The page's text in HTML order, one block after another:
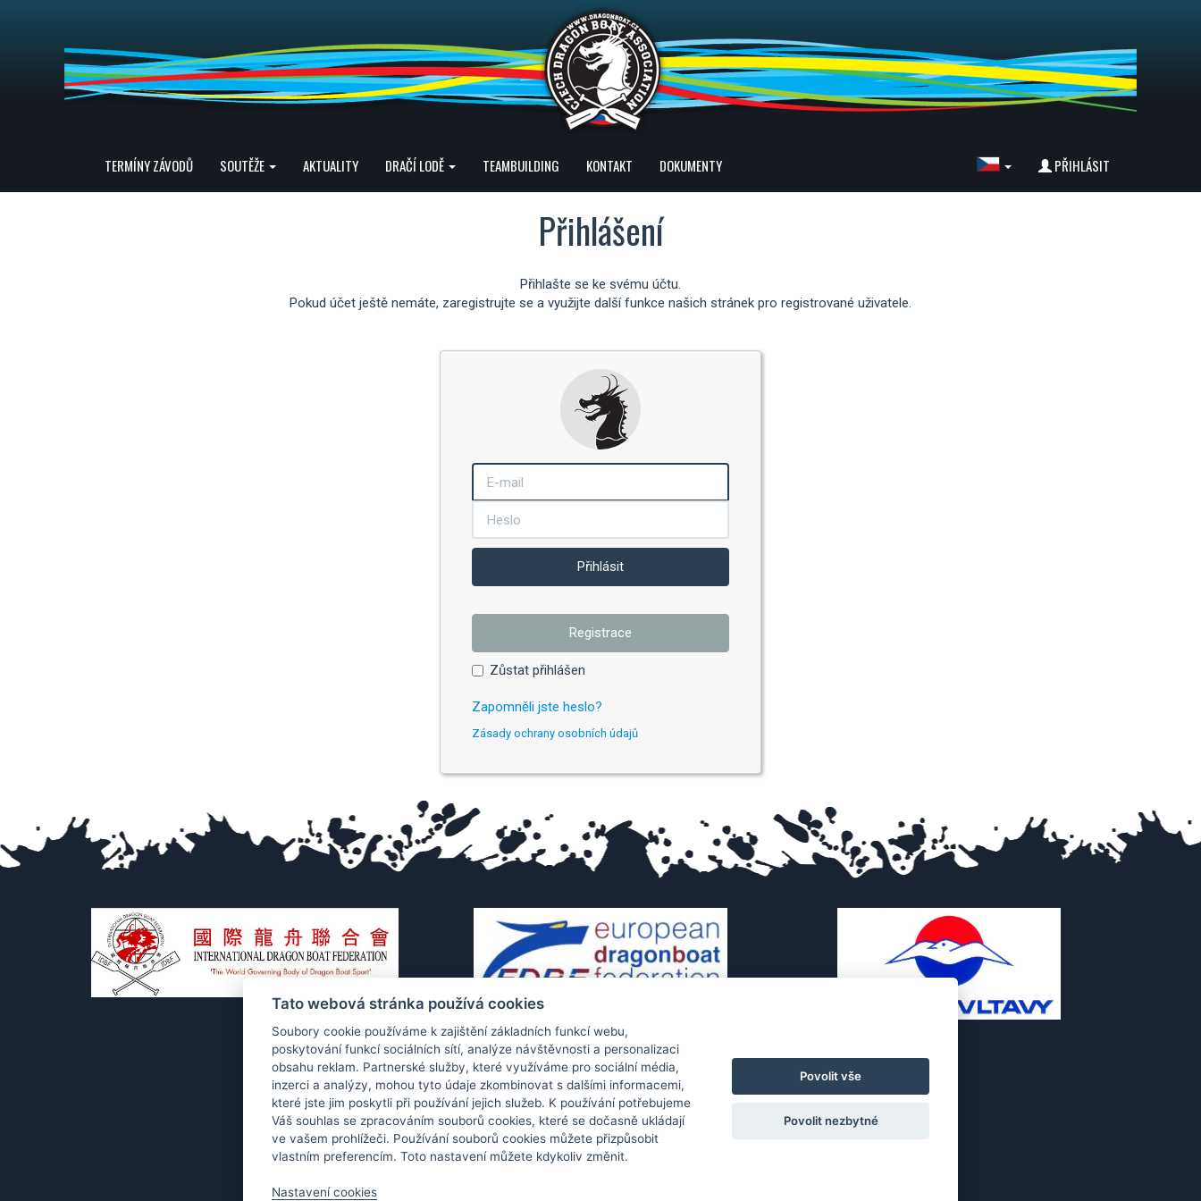
TERMÍNY ZÁVODŮ SOUTĚŽE AKTUALITY DRAČÍ LODĚ TEAMBUILDING KONTAKT DOKUMENTY PŘIHLÁSIT
Přihlášení
Přihlašte se ke svému účtu.
Pokud účet ještě nemáte, zaregistrujte se a využijte další funkce našich stránek pro registrované uživatele.
Přihlásit
Registrace
Zůstat přihlášen
Zapomněli jste heslo?
Zásady ochrany osobních údajů
Ochrana os. údajů|Cookies|Kontakt
Tato webová stránka používá cookies
Soubory cookie používáme k zajištění základních funkcí webu,
poskytování funkcí sociálních sítí, analýze návštěvnosti a personalizaci
obsahu reklam. Partnerské služby, které využíváme pro sociální média,
inzerci a analýzy, mohou tyto údaje zkombinovat s dalšími informacemi,
které jste jim poskytli při používání jejich služeb. K používání potřebujeme
Váš souhlas se zpracováním souborů cookies, které se dočasně ukládají
ve vašem prohlížeči. Používání souborů cookies můžete přizpůsobit
vlastním preferencím. Toto nastavení můžete kdykoliv změnit.
Nastavení cookies
Povolit vše
Povolit nezbytné